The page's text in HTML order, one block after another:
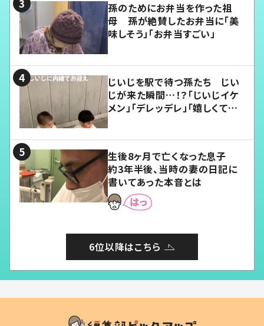
孫のためにお弁当を作った祖
母 孫が絶賛したお弁当に「美
味しそう」「お弁当すごい」
じいじを駅で待つ孫たち じい
じが来た瞬間…！？「じいじイケ
メン」「デレッデレ」「嬉しくて可
生後8ヶ月で亡くなった息子
約3年半後、当時の妻の日記に
書いてあった本音とは
6位以降はこちら